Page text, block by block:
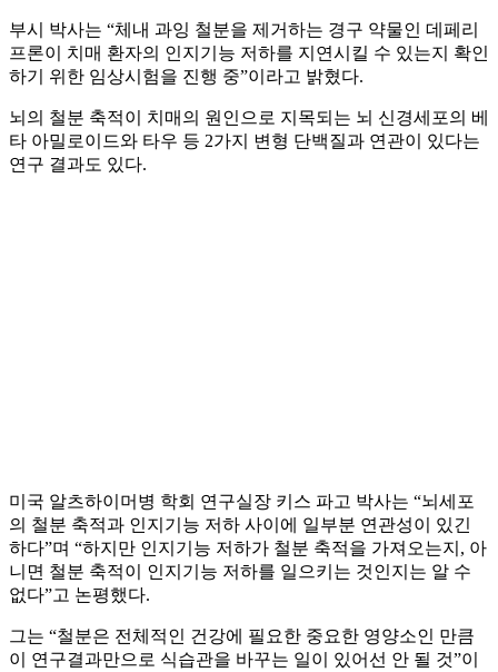
부시 박사는 “체내 과잉 철분을 제거하는 경구 약물인 데페리
프론이 치매 환자의 인지기능 저하를 지연시킬 수 있는지 확인
하기 위한 임상시험을 진행 중”이라고 밝혔다.
뇌의 철분 축적이 치매의 원인으로 지목되는 뇌 신경세포의 베
타 아밀로이드와 타우 등 2가지 변형 단백질과 연관이 있다는
연구 결과도 있다.
미국 알츠하이머병 학회 연구실장 키스 파고 박사는 “뇌세포
의 철분 축적과 인지기능 저하 사이에 일부분 연관성이 있긴
하다”며 “하지만 인지기능 저하가 철분 축적을 가져오는지, 아
니면 철분 축적이 인지기능 저하를 일으키는 것인지는 알 수
없다”고 논평했다.
그는 “철분은 전체적인 건강에 필요한 중요한 영양소인 만큼
이 연구결과만으로 식습관을 바꾸는 일이 있어선 안 될 것”이